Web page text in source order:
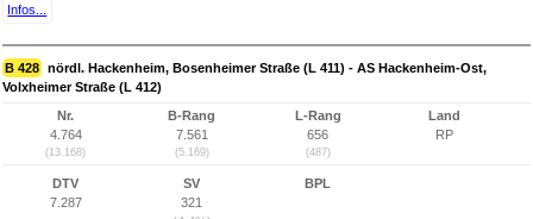
Infos...
B 428 nördl. Hackenheim, Bosenheimer Straße (L 411) - AS Hackenheim-Ost,
Volxheimer Straße (L 412)
Nr.
4.764
(13.168)
B-Rang
7.561
(5.169)
L-Rang
656
(487)
Land
RP
DTV
7.287
SV
321
BPL